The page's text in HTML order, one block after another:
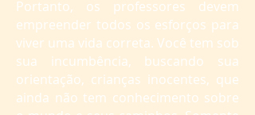
Portanto, os professores devem
empreender todos os esforços para
viver uma vida correta. Você tem sob
sua incumbência, buscando sua
orientação, crianças inocentes, que
ainda não tem conhecimento sobre